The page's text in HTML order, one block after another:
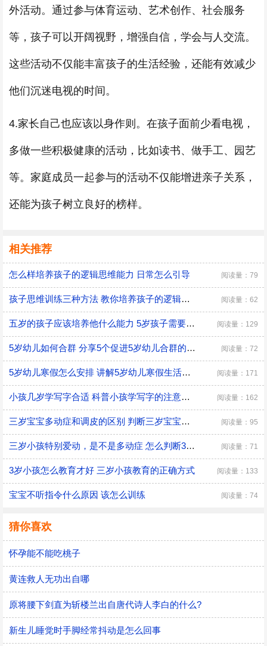
外活动。通过参与体育运动、艺术创作、社会服务
等，孩子可以开阔视野，增强自信，学会与人交流。
这些活动不仅能丰富孩子的生活经验，还能有效减少
他们沉迷电视的时间。
4.家长自己也应该以身作则。在孩子面前少看电视，
多做一些积极健康的活动，比如读书、做手工、园艺
等。家庭成员一起参与的活动不仅能增进亲子关系，
还能为孩子树立良好的榜样。
相关推荐
怎么样培养孩子的逻辑思维能力 日常怎么引导 阅读量：79
孩子思维训练三种方法 教你培养孩子的逻辑思维 阅读量：62
五岁的孩子应该培养他什么能力 5岁孩子需要培养的能力 阅读量：129
5岁幼儿如何合群 分享5个促进5岁幼儿合群的技巧 阅读量：72
5岁幼儿寒假怎么安排 讲解5岁幼儿寒假生活安排 阅读量：171
小孩几岁学写字合适 科普小孩学写字的注意事项 阅读量：162
三岁宝宝多动症和调皮的区别 判断三岁宝宝是多动症和调皮的方法 阅读量：95
三岁小孩特别爱动，是不是多动症 怎么判断3岁多动症？ 阅读量：71
3岁小孩怎么教育才好 三岁小孩教育的正确方式 阅读量：133
宝宝不听指令什么原因 该怎么训练 阅读量：74
猜你喜欢
怀孕能不能吃桃子
黄连救人无功出自哪
原将腰下剑直为斩楼兰出自唐代诗人李白的什么?
新生儿睡觉时手脚经常抖动是怎么回事